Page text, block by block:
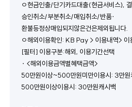
ㅇ현금인출/단기카드대출(현금서비스),
승인취소/부분취소/매입취소/반품∙
환불등정상매입되지않은건은제외됩니다.
ㅇ해외이용확인: KB Pay > 이용내역> 이
[필터] 이용구분:해외, 이용기간선택
· <해외이용금액별혜택금액>
50만원이상~500만원미만이용시: 3만원
500만원이상이용시: 30만원캐시백